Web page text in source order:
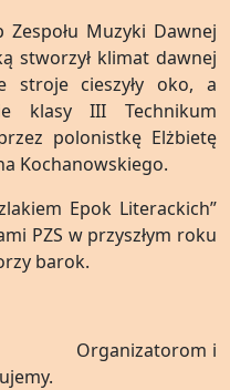
Muzyki Dawnej
stworzył klimat dawnej
stroje cieszyły oko, a
klasy III Technikum
polonistkę Elżbietę
Kochanowskiego.
Epok Literackich”
PZS w przyszłym roku
barok.
i